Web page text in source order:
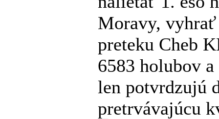
Moravy, vyhrať
preteku Cheb
6583 holubov
len potvrdzujú
pretrvávajúcu